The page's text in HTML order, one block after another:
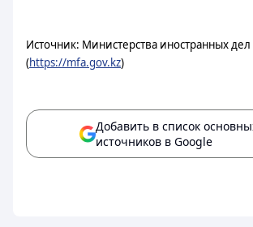
Источник: Министерства иностранных дел
(https://mfa.gov.kz)
Добавить в список
источников в Google